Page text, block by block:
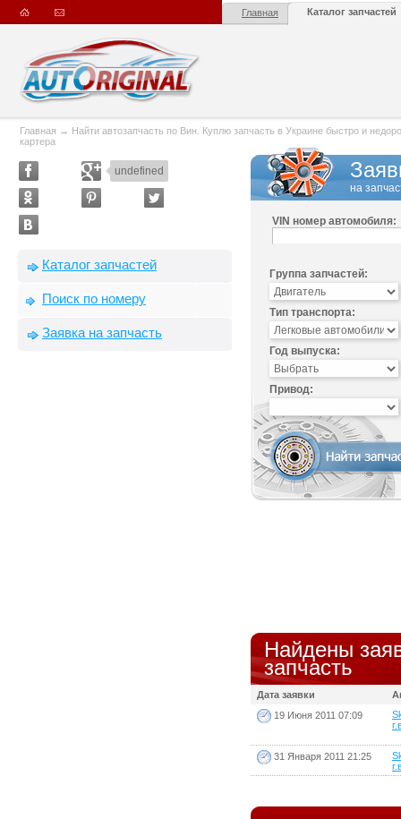
Главная Каталог запчастей
Главная → Найти автозапчасть по Вин. Куплю запчасть в Украине быстро и
картера
undefined
Каталог запчастей
Поиск по номеру
Заявка на запчасть
на
VIN номер автомобиля:
Группа запчастей:
Тип транспорта:
Год выпуска:
Привод:
Найдены
запчасть
Дата заявки
19 Июня 2011 07:09
31 Января 2011 21:25